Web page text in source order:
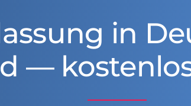
in
—